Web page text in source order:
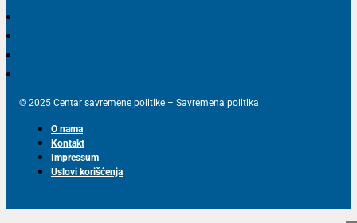
© 2025 Centar savremene politike – Savremena politika
O nama
Kontakt
Impressum
Uslovi korišćenja